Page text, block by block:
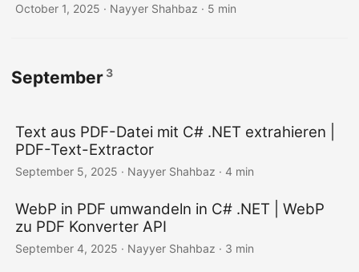
October 1, 2025 · Nayyer Shahbaz · 5 min
September 3
Text aus PDF-Datei mit C# .NET extrahieren |
PDF-Text-Extractor
September 5, 2025 · Nayyer Shahbaz · 4 min
WebP in PDF umwandeln in C# .NET | WebP
zu PDF Konverter API
September 4, 2025 · Nayyer Shahbaz · 3 min